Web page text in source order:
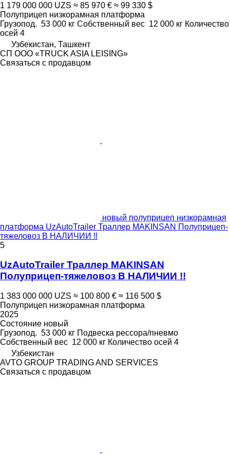
1 179 000 000 UZS ≈ 85 970 € ≈ 99 330 $
Полуприцеп низкорамная платформа
Грузопод. 53 000 кг Собственный вес 12 000 кг Количество
осей 4
Узбекистан, Ташкент
СП ООО «TRUCK ASIA LEISING»
Связаться с продавцом
новый полуприцеп низкорамная
платформа UzAutoTrailer Траллер MAKINSAN Полуприцеп-
тяжеловоз В НАЛИЧИИ !!
5
UzAutoTrailer Траллер MAKINSAN
Полуприцеп-тяжеловоз В НАЛИЧИИ !!
1 383 000 000 UZS ≈ 100 800 € ≈ 116 500 $
Полуприцеп низкорамная платформа
2025
Состояние новый
Грузопод. 53 000 кг Подвеска рессора/пневмо
Собственный вес 12 000 кг Количество осей 4
Узбекистан
AVTO GROUP TRADING AND SERVICES
Связаться с продавцом